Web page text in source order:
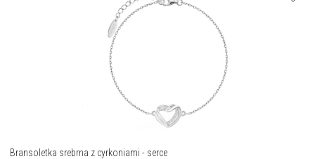
Bransoletka srebrna z cyrkoniami - serce